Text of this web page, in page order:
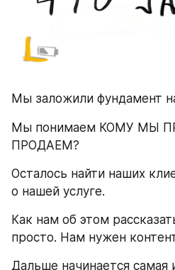
Мы заложили фундамент
Мы понимаем КОМУ МЫ
ПРОДАЕМ?
Осталось найти наших
о нашей услуге.
Как нам об этом
просто. Нам нужен
Дальше начинается самая